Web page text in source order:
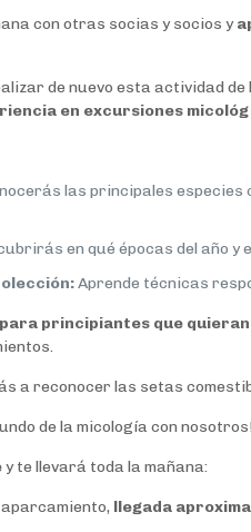
con otras socias y socios y
de nuevo esta actividad de
en excursiones
las principales
en qué épocas del año
Aprende técnicas
principiantes que
a reconocer las setas
de la micología con nosotros!
y te llevará toda la mañana:
aparcamiento, llegada